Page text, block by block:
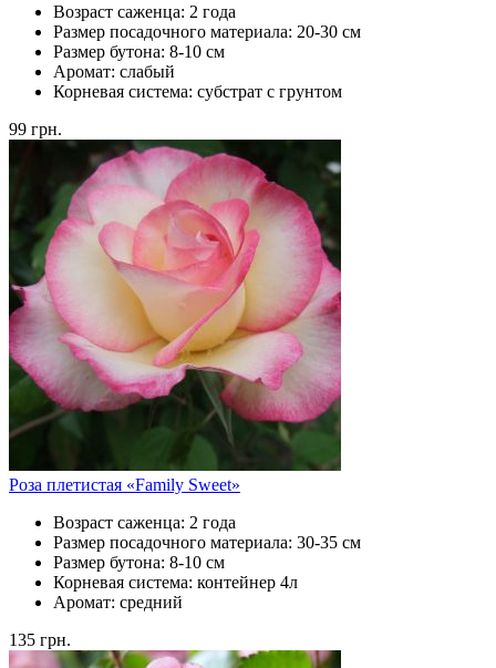
Возраст саженца: 2 года
Размер посадочного материала: 20-30 см
Размер бутона: 8-10 см
Аромат: слабый
Корневая система: субстрат с грунтом
99 грн.
Роза плетистая «Family Sweet»
Возраст саженца: 2 года
Размер посадочного материала: 30-35 см
Размер бутона: 8-10 см
Корневая система: контейнер 4л
Аромат: средний
135 грн.